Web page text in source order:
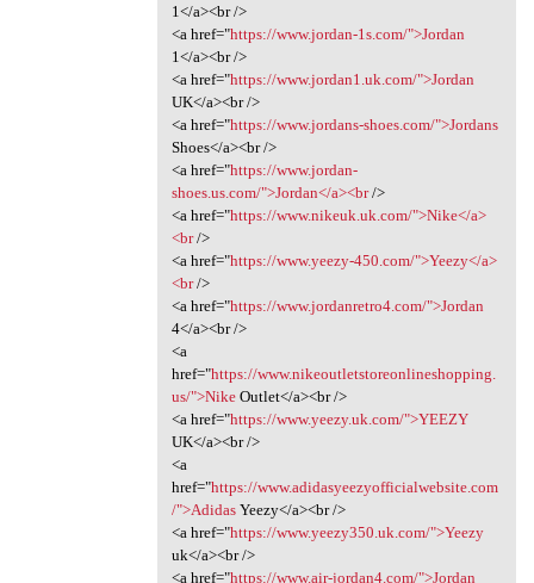
1</a><br />
<a href="https://www.jordan-1s.com/">Jordan
1</a><br />
<a href="https://www.jordan1.uk.com/">Jordan
UK</a><br />
<a href="https://www.jordans-shoes.com/">Jordans
Shoes</a><br />
<a href="https://www.jordan-
shoes.us.com/">Jordan</a><br/>
<a href="https://www.nikeuk.uk.com/">Nike</a>
<br/>
<a href="https://www.yeezy-450.com/">Yeezy</a>
<br/>
<a href="https://www.jordanretro4.com/">Jordan
4</a><br />
<a
href="https://www.nikeoutletstoreonlineshopping.
us/">NikeOutlet</a><br />
<a href="https://www.yeezy.uk.com/">YEEZY
UK</a><br />
<a
href="https://www.adidasyeezyofficialwebsite.com
/">AdidasYeezy</a><br />
<a href="https://www.yeezy350.uk.com/">Yeezy
uk</a><br />
<a href="https://www.air-jordan4.com/">Jordan